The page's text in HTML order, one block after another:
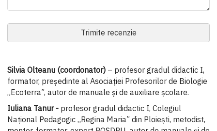
Trimite recenzie
Silvia Olteanu (coordonator) – profesor gradul didactic I,
formator, președinte al Asociației Profesorilor de Biologie
„Ecoterra”, autor de manuale și de auxiliare școlare.
Iuliana Tanur - profesor gradul didactic I, Colegiul
Național Pedagogic „Regina Maria” din Ploiești, metodist,